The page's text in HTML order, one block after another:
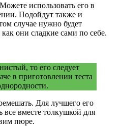
использовать его в
Подойдут также и
случае нужно будет
они сладкие сами по себе.
то его следует
в приготовлении теста
Для лучшего его
все вместе толкушкой для
пюре.